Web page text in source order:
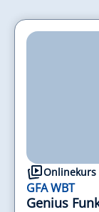
Onlinekurs
GFA WBT
Genius